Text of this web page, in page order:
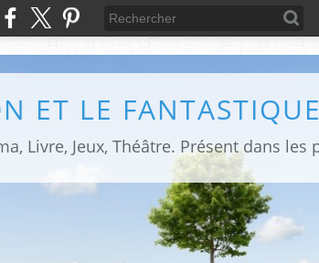
ET LE FANTASTIQUE